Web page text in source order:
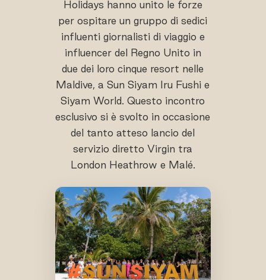
Holidays hanno unito le forze
per ospitare un gruppo di sedici
influenti giornalisti di viaggio e
influencer del Regno Unito in
due dei loro cinque resort nelle
Maldive, a Sun Siyam Iru Fushi e
Siyam World. Questo incontro
esclusivo si è svolto in occasione
del tanto atteso lancio del
servizio diretto Virgin tra
London Heathrow e Malé.